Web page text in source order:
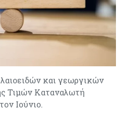
και γεωργικών
Τιμών Καταναλωτή
Ιούνιο.